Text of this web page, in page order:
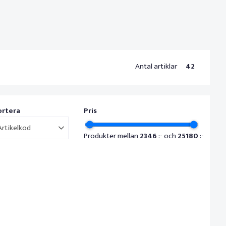
Antal artiklar 42
Pris
Produkter mellan 2346:- och 25180:-